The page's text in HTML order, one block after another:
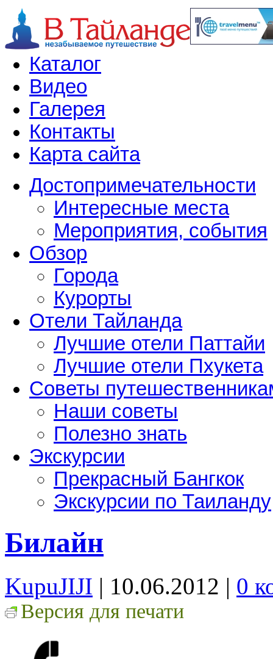
Каталог
Видео
Галерея
Контакты
Карта сайта
Достопримечательности
Интересные места
Мероприятия, события
Обзор
Города
Курорты
Отели Тайланда
Лучшие отели Паттайи
Лучшие отели Пхукета
Советы
Наши советы
Полезно знать
Экскурсии
Прекрасный Бангкок
Экскурсии по Таиланду
Билайн
KupuJIJI | 10.06.2012 | 0
Версия для печати